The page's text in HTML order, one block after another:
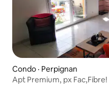
Condo · Perpignan
Apt Premium, px